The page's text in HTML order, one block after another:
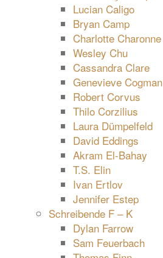
Lucian Caligo
Bryan Camp
Charlotte Charonne
Wesley Chu
Cassandra Clare
Genevieve Cogman
Robert Corvus
Thilo Corzilius
Laura Dümpelfeld
David Eddings
Akram El-Bahay
T.S. Elin
Ivan Ertlov
Jennifer Estep
Schreibende F – K
Dylan Farrow
Sam Feuerbach